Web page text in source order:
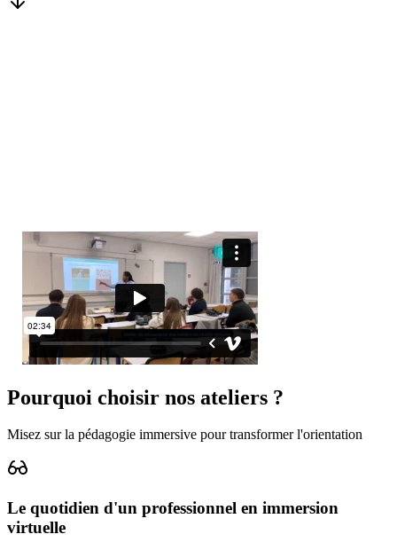
Pourquoi choisir nos ateliers ?
Misez sur la pédagogie immersive pour transformer l'orientation
Le quotidien d'un professionnel en immersion
virtuelle